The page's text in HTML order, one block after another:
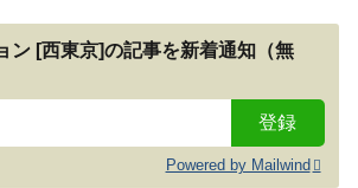
ン [西東京]の記事を新着通知（無
Powered by Mailwind